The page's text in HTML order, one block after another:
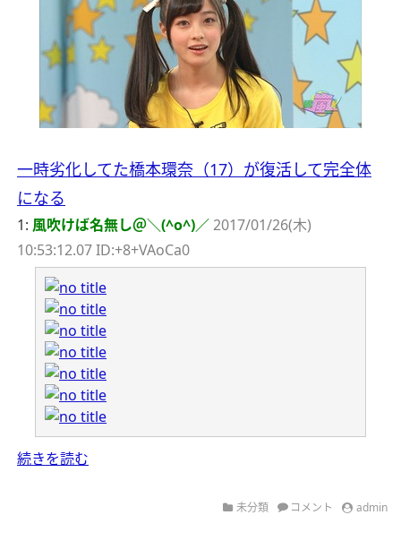
一時劣化してた橋本環奈（17）が復活して完全体
になる
1: 風吹けば名無し＠＼(^o^)／2017/01/26(木)
10:53:12.07 ID:+8+VAoCa0
続きを読む
未分類 コメント admin